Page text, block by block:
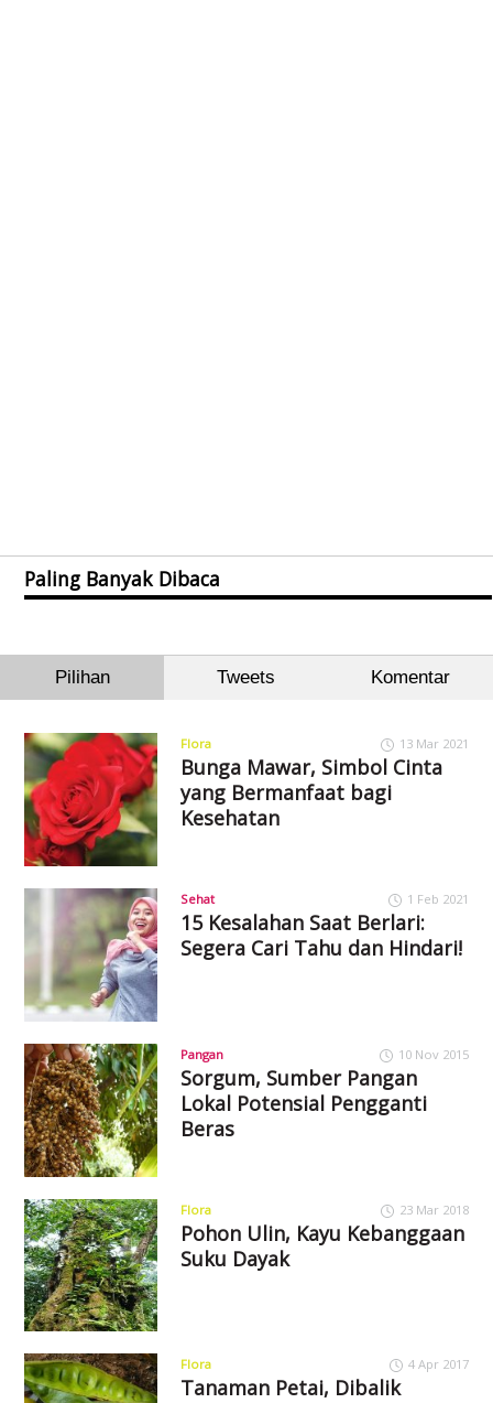
Paling Banyak Dibaca
Pilihan Tweets Komentar
Flora 13 Mar 2021
Bunga Mawar, Simbol Cinta
yang Bermanfaat bagi
Kesehatan
Sehat 1 Feb 2021
15 Kesalahan Saat Berlari:
Segera Cari Tahu dan Hindari!
Pangan 10 Nov 2015
Sorgum, Sumber Pangan
Lokal Potensial Pengganti
Beras
Flora 23 Mar 2018
Pohon Ulin, Kayu Kebanggaan
Suku Dayak
Flora 4 Apr 2017
Tanaman Petai, Dibalik